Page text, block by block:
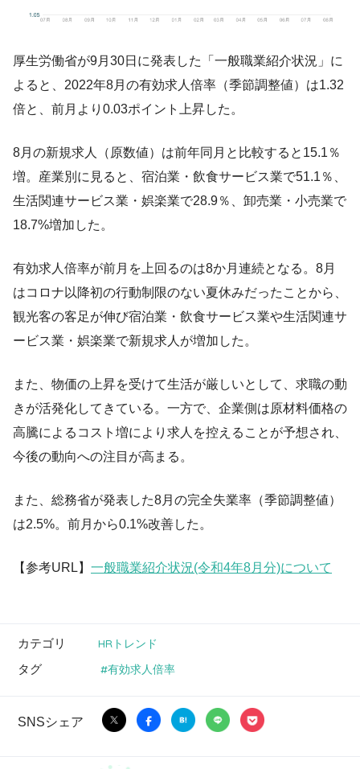
厚生労働省が9月30日に発表した「一般職業紹介状況」に
よると、2022年8月の有効求人倍率（季節調整値）は1.32
倍と、前月より0.03ポイント上昇した。
8月の新規求人（原数値）は前年同月と比較すると15.1％
増。産業別に見ると、宿泊業・飲食サービス業で51.1％、
生活関連サービス業・娯楽業で28.9％、卸売業・小売業で
18.7%増加した。
有効求人倍率が前月を上回るのは8か月連続となる。8月
はコロナ以降初の行動制限のない夏休みだったことから、
観光客の客足が伸び宿泊業・飲食サービス業や生活関連サ
ービス業・娯楽業で新規求人が増加した。
また、物価の上昇を受けて生活が厳しいとして、求職の動
きが活発化してきている。一方で、企業側は原材料価格の
高騰によるコスト増により求人を控えることが予想され、
今後の動向への注目が高まる。
また、総務省が発表した8月の完全失業率（季節調整値）
は2.5%。前月から0.1%改善した。
【参考URL】 一般職業紹介状況(令和4年8月分)について
カテゴリ HRトレンド
タグ 有効求人倍率
SNSシェア